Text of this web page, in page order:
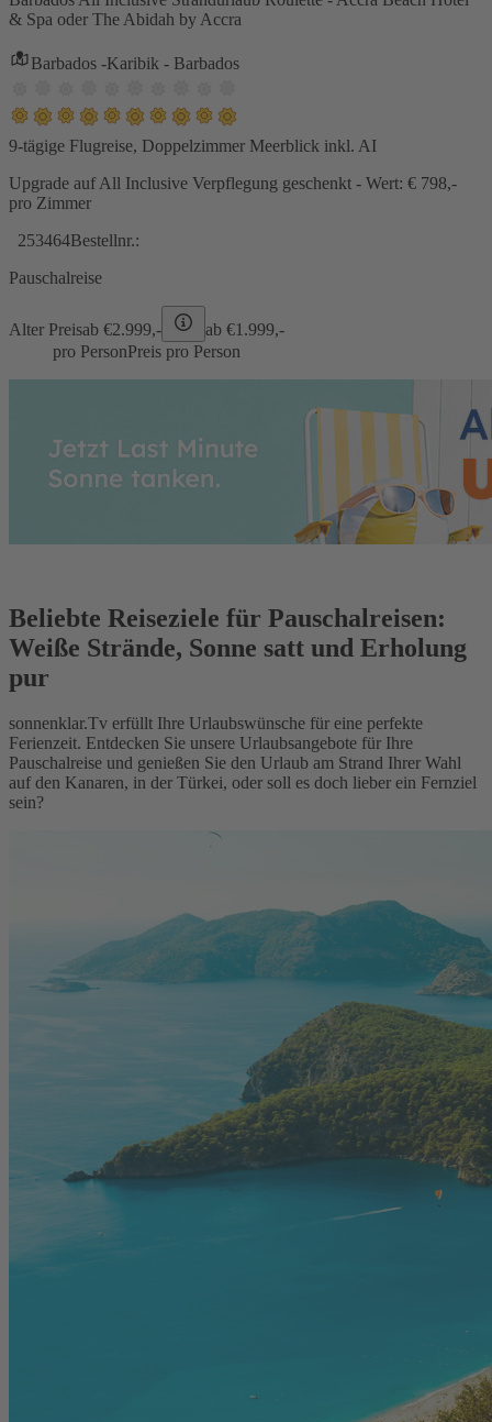
& Spa oder The Abidah by Accra
Barbados -Karibik - Barbados
9-tägige Flugreise, Doppelzimmer Meerblick inkl. AI
Upgrade auf All Inclusive Verpflegung geschenkt - Wert: € 798,-
pro Zimmer
253464Bestellnr.:
Pauschalreise
Alter Preisab €2.999,- ab €1.999,-
pro PersonPreis pro Person
Beliebte Reiseziele für Pauschalreisen:
Weiße Strände, Sonne satt und Erholung
pur
sonnenklar.Tv erfüllt Ihre Urlaubswünsche für eine perfekte
Ferienzeit. Entdecken Sie unsere Urlaubsangebote für Ihre
Pauschalreise und genießen Sie den Urlaub am Strand Ihrer Wahl
auf den Kanaren, in der Türkei, oder soll es doch lieber ein Fernziel
sein?